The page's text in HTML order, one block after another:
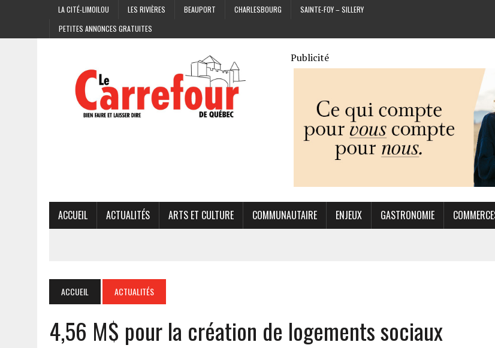
LA CITÉ-LIMOILOU LES RIVIÈRES BEAUPORT CHARLESBOURG
SAINTE-FOY – SILLERY
PETITES ANNONCES GRATUITES
Publicité
ACCUEIL ACTUALITÉS ARTS ET CULTURE COMMUNAUTAIRE ENJEUX GASTRONOMIE
ACCUEIL ACTUALITÉS
4,56 M$ pour la création de logements sociaux